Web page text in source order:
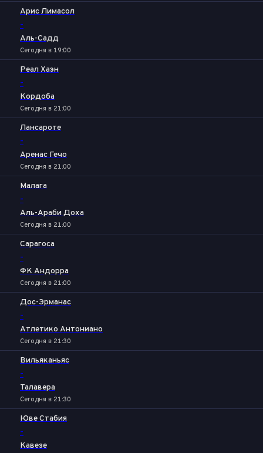
Арис Лимасол
-
Аль-Садд
Сегодня в 19:00
Реал Хаэн
-
Кордоба
Сегодня в 21:00
Лансароте
-
Аренас Гечо
Сегодня в 21:00
Малага
-
Аль-Араби Доха
Сегодня в 21:00
Сарагоса
-
ФК Андорра
Сегодня в 21:00
Дос-Эрманас
-
Атлетико Антониано
Сегодня в 21:30
Вильяканьяс
-
Талавера
Сегодня в 21:30
Юве Стабия
-
Кавезе